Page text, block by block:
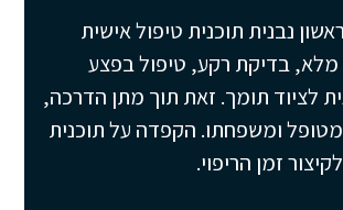
נבנית תוכנית טיפול אישית
מלא, בדיקת רקע, טיפול בפצע
לציוד תומך. זאת תוך מתן הדרכה,
ומשפחתו. הקפדה על תוכנית
זמן הריפוי.